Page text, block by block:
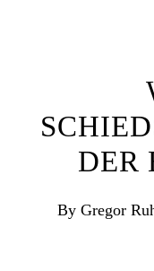
DER
By Gregor